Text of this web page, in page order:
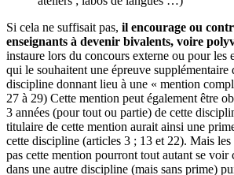
Si cela ne suffisait pas, il encourage ou
enseignants à devenir bivalents, voire
instaure lors du concours externe ou pour les
qui le souhaitent une épreuve supplémentaire
discipline donnant lieu à une « mention
27 à 29) Cette mention peut également être
3 années (pour tout ou partie) de cette
titulaire de cette mention aurait ainsi une
cette discipline (articles 3 ; 13 et 22). Mais les
pas cette mention pourront tout autant se voir
dans une autre discipline (mais sans prime)